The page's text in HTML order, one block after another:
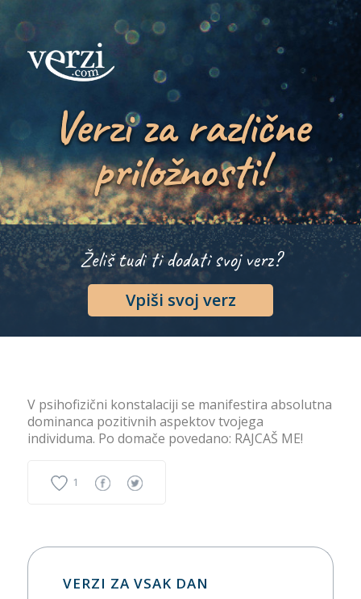
Verzi za različne
priložnosti!
Želiš tudi ti dodati svoj verz?
Vpiši svoj verz
V psihofizični konstalaciji se manifestira absolutna
dominanca pozitivnih aspektov tvojega
individuma. Po domače povedano: RAJCAŠ ME!
1
VERZI ZA VSAK DAN